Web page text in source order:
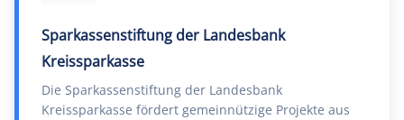
Sparkassenstiftung der Landesbank
Kreissparkasse
Die Sparkassenstiftung der Landesbank
Kreissparkasse fördert gemeinnützige Projekte aus